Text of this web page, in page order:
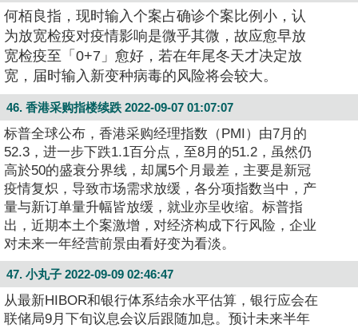
何栢良指，现时输入个案占确诊个案比例小，认
为放宽检疫对疫情影响是微乎其微，故应愈早放
宽检疫至「0+7」愈好，若在年尾冬天才决定放
宽，届时输入新变种病毒的风险将会较大。
46. 香港采购指楼续跌 2022-09-07 01:07:07
标普全球公布，香港采购经理指数（PMI）由7月的
52.3，进一步下跌1.1百分点，至8月的51.2，虽然仍
高於50的盛衰分界线，却属5个月最差，主要是新冠
疫情复炽，导致市场需求放缓，各分项指数当中，产
量与新订单量升幅皆放缓，就业亦呈收缩。标普指
出，近期本土个案激增，对经济构成下行风险，企业
对未来一年经营前景由看好变为看淡。
47. 小丸子 2022-09-09 02:46:47
从最新HIBOR和银行体系结余水平估算，银行应会在
联储局9月下旬议息会议后跟随加息。预计未来半年